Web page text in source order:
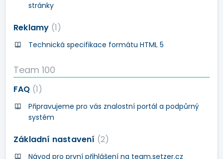
stránky
Reklamy 1
Technická specifikace formátu HTML 5
Team 100
FAQ 1
Připravujeme pro vás znalostní portál a podpůrný
systém
Základní nastavení 2
Návod pro první přihlášení na team.setzer.cz